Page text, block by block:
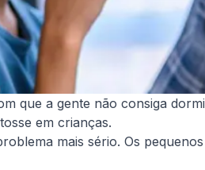
que a gente não consiga
em crianças.
mais sério. Os